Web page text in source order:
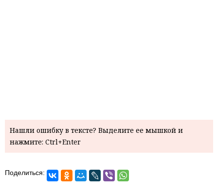
Нашли ошибку в тексте? Выделите ее мышкой и
нажмите: Ctrl+Enter
Поделиться: